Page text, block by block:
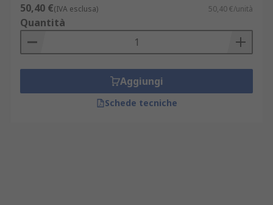
50,40 €(IVA esclusa) 50,40 €/unità
Quantità
Aggiungi
Schede tecniche